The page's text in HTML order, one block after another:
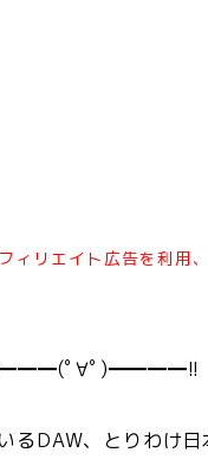
ィリエイト広告を利用
━━━━(ﾟ∀ﾟ)━━━━!!
るDAW、とりわけ